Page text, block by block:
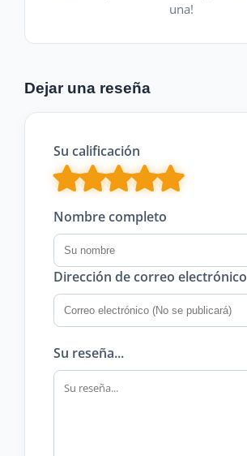
una!
Dejar una reseña
Su calificación
Nombre completo
Dirección de correo electrónico
Su reseña...